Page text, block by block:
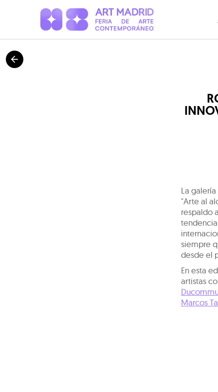
La galería
"Arte al
respaldo
siempre
desde el
En esta
artistas
Marcos